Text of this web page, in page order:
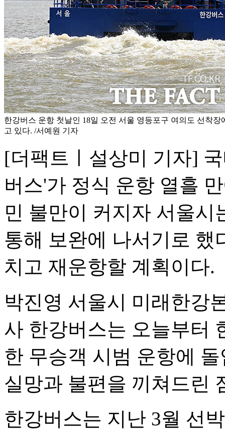
한강버스 운항 첫날인 18일 오전 서울 영등포구 여의도 선착
고 있다. /서예원 기자
[더팩트ㅣ설상미 기자]
버스'가 정식 운항 열흘
민 불만이 커지자 서울시
통해 보완에 나서기로 했
치고 재운항할 계획이다.
박진영 서울시 미래한강
사 한강버스는 오늘부터
한 무승객 시범 운항에
실망과 불편을 끼쳐드린
한강버스는 지난 3월 선